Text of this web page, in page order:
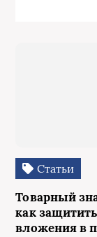
Статьи
Товарный
как
вложения в